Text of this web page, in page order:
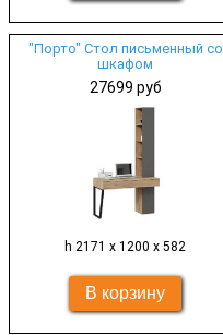
"Порто" Стол письменный со
шкафом
27699 руб
h 2171 х 1200 х 582